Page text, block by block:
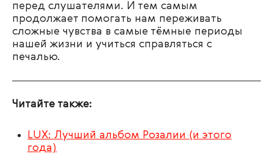
перед слушателями. И тем самым
продолжает помогать нам переживать
сложные чувства в самые тёмные периоды
нашей жизни и учиться справляться с
печалью.
Читайте также:
LUX: Лучший альбом Розалии (и этого
года)